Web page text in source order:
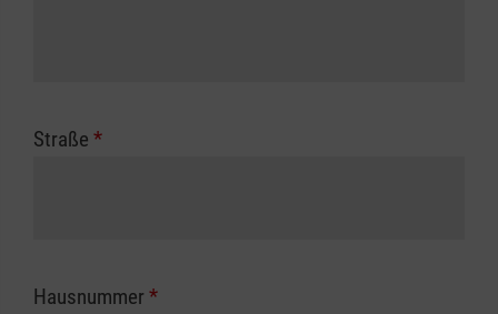
Straße *
Hausnummer *